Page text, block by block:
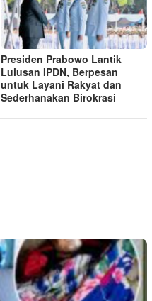
Presiden Prabowo Lantik
Lulusan IPDN, Berpesan
untuk Layani Rakyat dan
Sederhanakan Birokrasi